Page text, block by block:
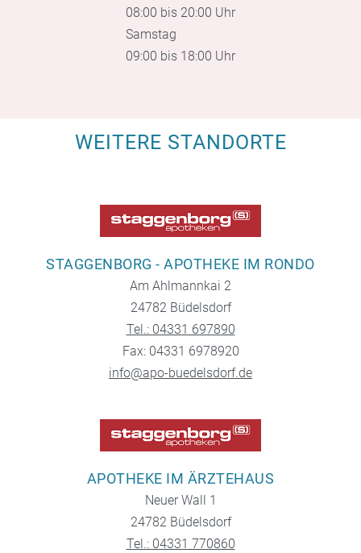
08:00 bis 20:00 Uhr
Samstag
09:00 bis 18:00 Uhr
WEITERE STANDORTE
STAGGENBORG - APOTHEKE IM RONDO
Am Ahlmannkai 2
24782 Büdelsdorf
Tel.: 04331 697890
Fax: 04331 6978920
info@apo-buedelsdorf.de
APOTHEKE IM ÄRZTEHAUS
Neuer Wall 1
24782 Büdelsdorf
Tel.: 04331 770860